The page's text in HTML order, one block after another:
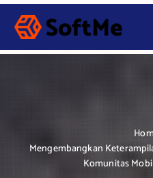
S
p
Mengembangkan
Komunitas